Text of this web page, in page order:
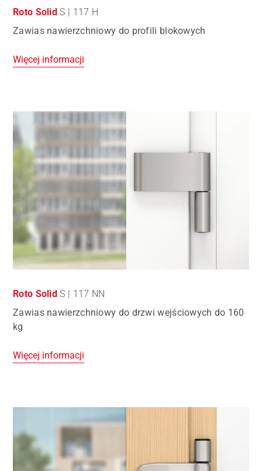
Roto Solid S | 117 H
Zawias nawierzchniowy do profili blokowych
Więcej informacji
Roto Solid S | 117 NN
Zawias nawierzchniowy do drzwi wejściowych do 160
kg
Więcej informacji